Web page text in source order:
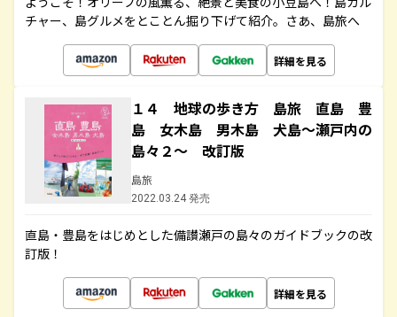
チャー、島グルメをとことん掘り下げて紹介。さあ、島旅へ
詳細を見る
１４ 地球の歩き方 島旅 直島 豊
島 女木島 男木島 犬島～瀬戸内の
島々２～ 改訂版
島旅
2022.03.24 発売
直島・豊島をはじめとした備讃瀬戸の島々のガイドブックの改
訂版！
詳細を見る